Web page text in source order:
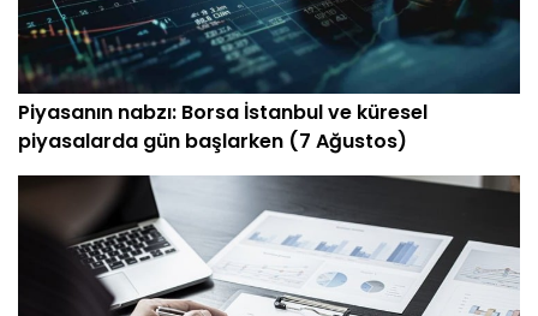
Piyasanın nabzı: Borsa İstanbul ve küresel
piyasalarda gün başlarken (7 Ağustos)